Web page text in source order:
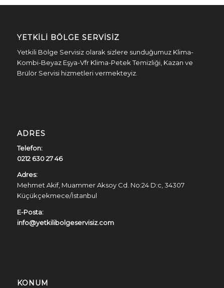
YETKILI BÖLGE SERVISIZ
Yetkili Bölge Servisiz olarak sizlere sunduğumuz Klima-
Kombi-Beyaz Eşya-Vfr Klima-Petek Temizliği, Kazan ve
Brülör Servisi hizmetleri vermekteyiz.
ADRES
Telefon:
0212 630 27 46
Adres:
Mehmet Akif, Muammer Aksoy Cd. No:24 D:c, 34307
Küçükçekmece/İstanbul
E-Posta:
info@yetkilibolgeservisiz.com
KONUM